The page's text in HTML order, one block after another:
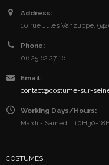
Address:
10 rue Jules Vanzuppe,
Phone:
06 25 62 27 16
Email:
contact@costume-sur-
Working Days/Hours:
Mardi - Samedi : 10H30-
COSTUMES